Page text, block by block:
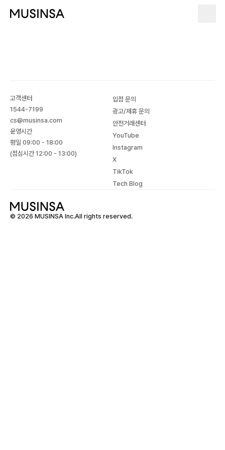
고객센터
1544-7199
cs@musinsa.com
운영시간
평일 09:00 - 18:00
(점심시간 12:00 - 13:00)
입점 문의
광고/제휴 문의
안전거래센터
YouTube
Instagram
X
TikTok
Tech Blog
© 2026 MUSINSA Inc.All rights reserved.